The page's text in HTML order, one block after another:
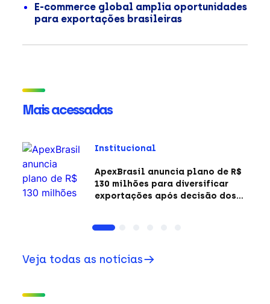
E-commerce global amplia oportunidades
para exportações brasileiras
Mais acessadas
Institucional
ApexBrasil anuncia plano de R$
130 milhões para diversificar
exportações após decisão dos
Veja todas as notícias